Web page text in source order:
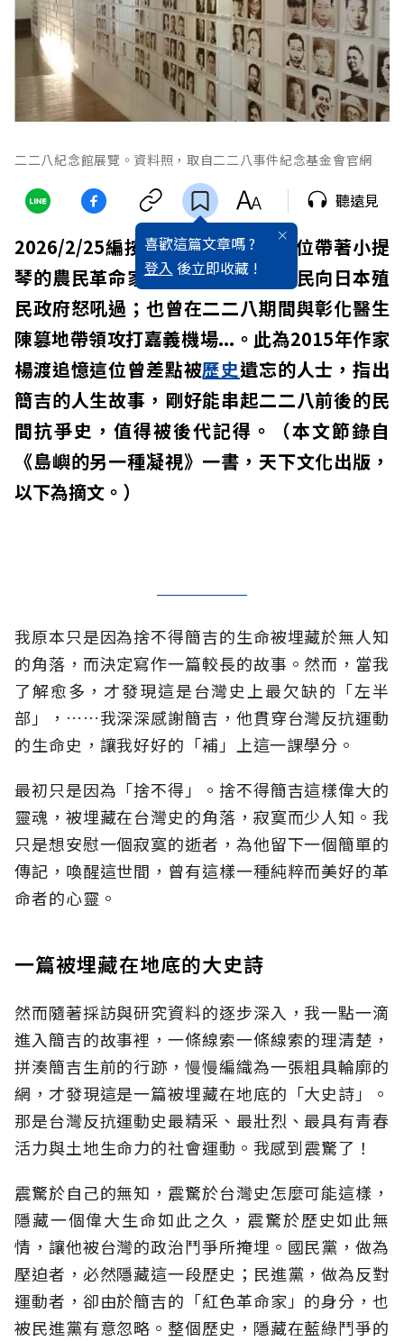
二二八紀念館展覽。資料照，取自二二八事件紀念基金會官網
喜歡這篇文章嗎 ?
登入 後立即收藏 !
聽遠見
2026/2/25編按：台灣史中，有一位帶著小提
琴的農民革命家簡吉，不但組織農民向日本殖
民政府怒吼過；也曾在二二八期間與彰化醫生
陳篡地帶領攻打嘉義機場...。此為2015年作家
楊渡追憶這位曾差點被歷史遺忘的人士，指出
簡吉的人生故事，剛好能串起二二八前後的民
間抗爭史，值得被後代記得。（本文節錄自
《島嶼的另一種凝視》一書，天下文化出版，
以下為摘文。）
我原本只是因為捨不得簡吉的生命被埋藏於無人知
的角落，而決定寫作一篇較長的故事。然而，當我
了解愈多，才發現這是台灣史上最欠缺的「左半
部」，……我深深感謝簡吉，他貫穿台灣反抗運動
的生命史，讓我好好的「補」上這一課學分。
最初只是因為「捨不得」。捨不得簡吉這樣偉大的
靈魂，被埋藏在台灣史的角落，寂寞而少人知。我
只是想安慰一個寂寞的逝者，為他留下一個簡單的
傳記，喚醒這世間，曾有這樣一種純粹而美好的革
命者的心靈。
一篇被埋藏在地底的大史詩
然而隨著採訪與研究資料的逐步深入，我一點一滴
進入簡吉的故事裡，一條線索一條線索的理清楚，
拼湊簡吉生前的行跡，慢慢編織為一張粗具輪廓的
網，才發現這是一篇被埋藏在地底的「大史詩」。
那是台灣反抗運動史最精采、最壯烈、最具有青春
活力與土地生命力的社會運動。我感到震驚了！
震驚於自己的無知，震驚於台灣史怎麼可能這樣，
隱藏一個偉大生命如此之久，震驚於歷史如此無
情，讓他被台灣的政治鬥爭所掩埋。國民黨，做為
壓迫者，必然隱藏這一段歷史；民進黨，做為反對
運動者，卻由於簡吉的「紅色革命家」的身分，也
被民進黨有意忽略。整個歷史，隱藏在藍綠鬥爭的